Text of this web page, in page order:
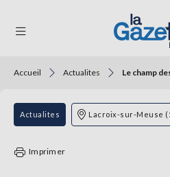
THÉMATIQUES
RÉGIONS
Accueil Actualites Le champ
Actualites Lacroix-sur-Meuse
Imprimer